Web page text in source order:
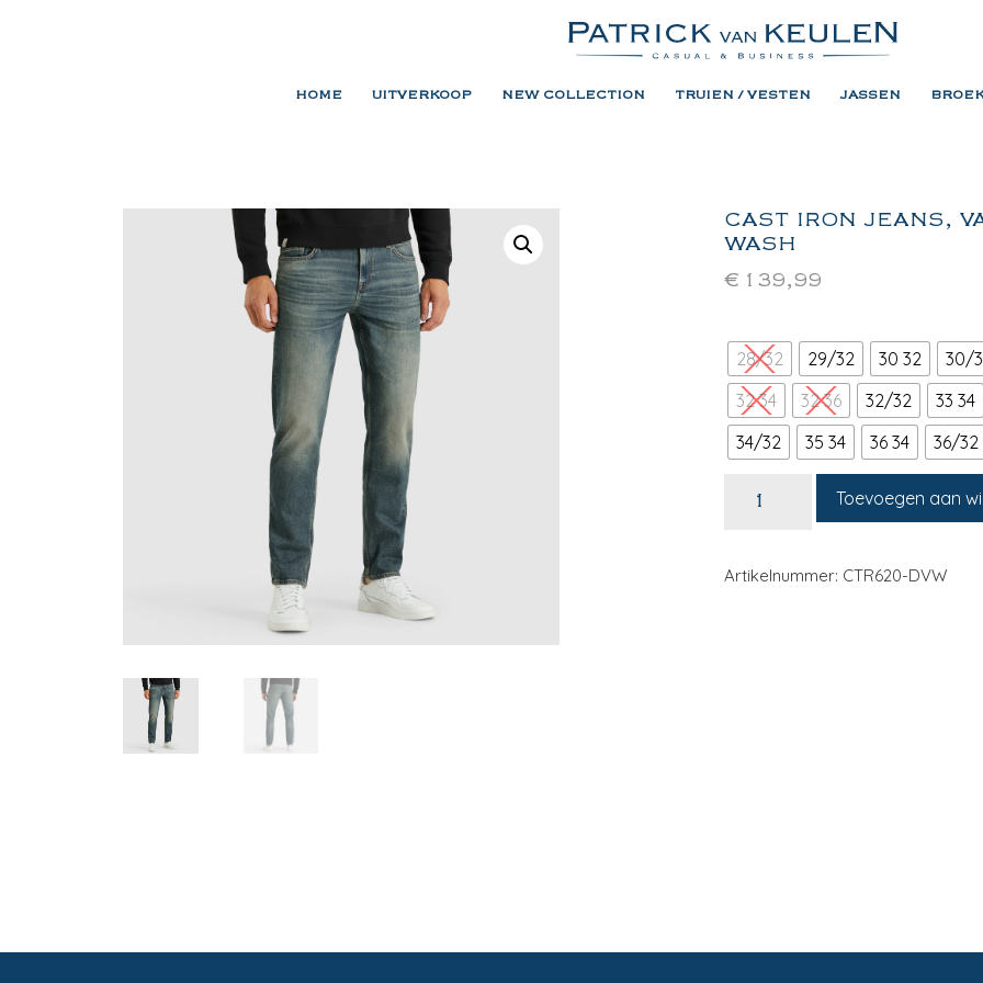
HOME UITVERKOOP NEW COLLECTION TRUIEN / VESTEN JASSEN
CAST IRON JEANS,
WASH
€ 139,99
28/32 29/32 30 32 30/
32 34
32 36 32/32 33 34
34/32
35 34 36 34 36/32
Toevoegen aan
Artikelnummer: CTR620-DVW